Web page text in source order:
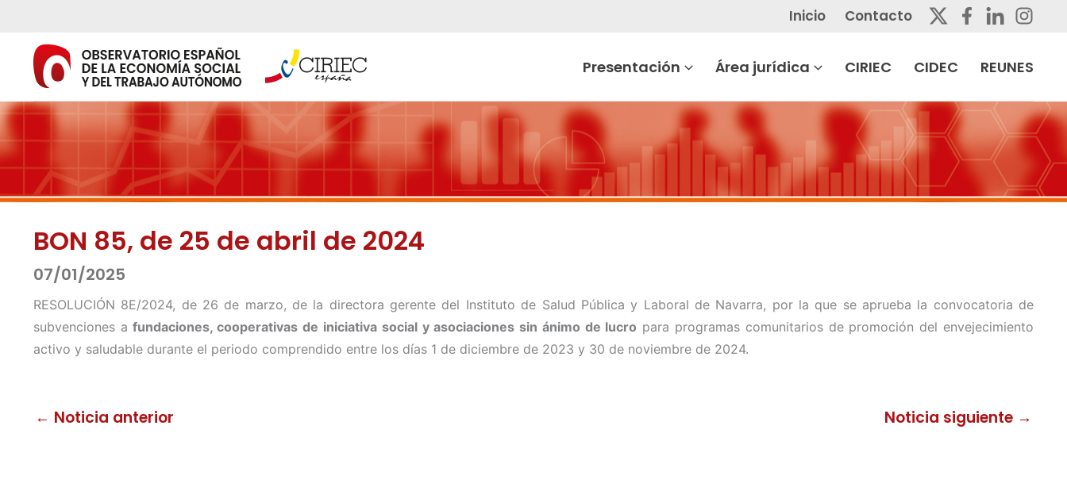
contenido
Inicio Contacto
Presentación Área jurídica CIRIEC CIDEC REUNES
BON 85, de 25 de abril de 2024
07/01/2025
RESOLUCIÓN 8E/2024, de 26 de marzo, de la directora gerente del Instituto de Salud Pública y Laboral de Navarra, por la que se aprueba la convocatoria de
subvenciones a fundaciones, cooperativas de iniciativa social y asociaciones sin ánimo de lucro para programas comunitarios de promoción del envejecimiento
activo y saludable durante el periodo comprendido entre los días 1 de diciembre de 2023 y 30 de noviembre de 2024.
← Noticia anterior Noticia siguiente →